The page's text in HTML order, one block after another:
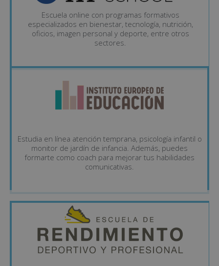
Escuela online con programas formativos
especializados en bienestar, tecnología, nutrición,
oficios, imagen personal y deporte, entre otros
sectores.
Estudia en línea atención temprana, psicología infantil o
monitor de jardín de infancia. Además, puedes
formarte como coach para mejorar tus habilidades
comunicativas.